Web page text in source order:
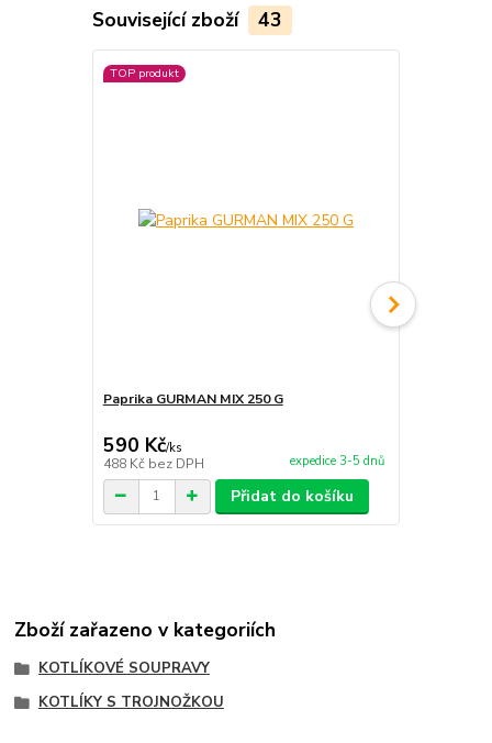
Související zboží 43
TOP produkt
Paprika GURMAN MIX 250 G
590 Kč/ks
488 Kč bez DPH expedice 3-5 dnů
Přidat do košíku
Zboží zařazeno v kategoriích
KOTLÍKOVÉ SOUPRAVY
KOTLÍKY S TROJNOŽKOU